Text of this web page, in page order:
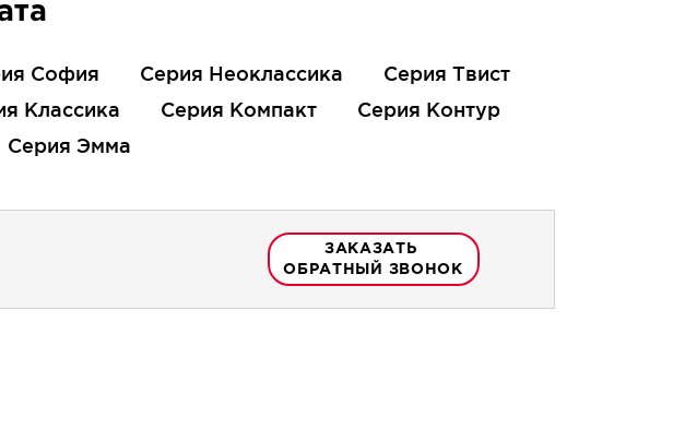
София Серия Неоклассика
Серия Твист
Классика Серия Компакт
Серия Контур
Серия Эмма
ЗАКАЗАТЬ
ОБРАТНЫЙ ЗВОНОК